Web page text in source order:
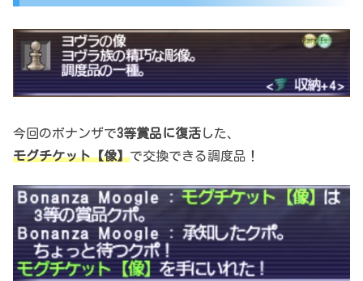
今回のボナンザで3等賞品に復活した、
モグチケット【像】で交換できる調度品！